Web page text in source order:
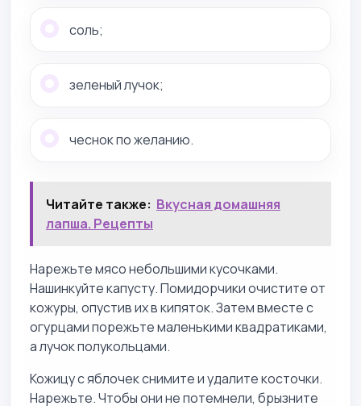
соль;
зеленый лучок;
чеснок по желанию.
Читайте также: Вкусная домашняя
лапша. Рецепты
Нарежьте мясо небольшими кусочками.
Нашинкуйте капусту. Помидорчики очистите от
кожуры, опустив их в кипяток. Затем вместе с
огурцами порежьте маленькими квадратиками,
а лучок полукольцами.
Кожицу с яблочек снимите и удалите косточки.
Нарежьте. Чтобы они не потемнели, брызните